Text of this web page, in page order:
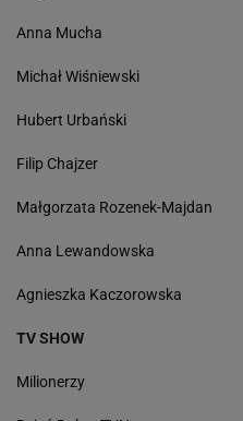
Anna Mucha
Michał Wiśniewski
Hubert Urbański
Filip Chajzer
Małgorzata Rozenek-Majdan
Anna Lewandowska
Agnieszka Kaczorowska
TV SHOW
Milionerzy